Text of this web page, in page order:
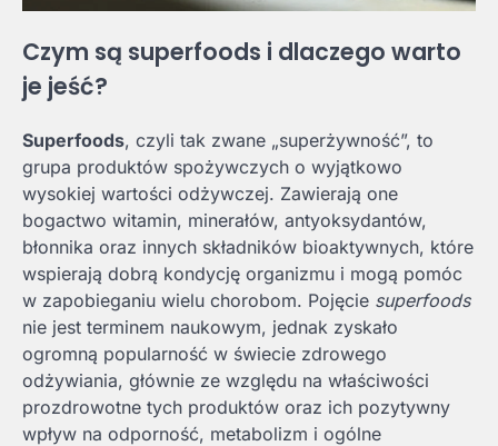
Czym są superfoods i dlaczego warto
je jeść?
Superfoods, czyli tak zwane „superżywność”, to
grupa produktów spożywczych o wyjątkowo
wysokiej wartości odżywczej. Zawierają one
bogactwo witamin, minerałów, antyoksydantów,
błonnika oraz innych składników bioaktywnych, które
wspierają dobrą kondycję organizmu i mogą pomóc
w zapobieganiu wielu chorobom. Pojęcie superfoods
nie jest terminem naukowym, jednak zyskało
ogromną popularność w świecie zdrowego
odżywiania, głównie ze względu na właściwości
prozdrowotne tych produktów oraz ich pozytywny
wpływ na odporność, metabolizm i ogólne